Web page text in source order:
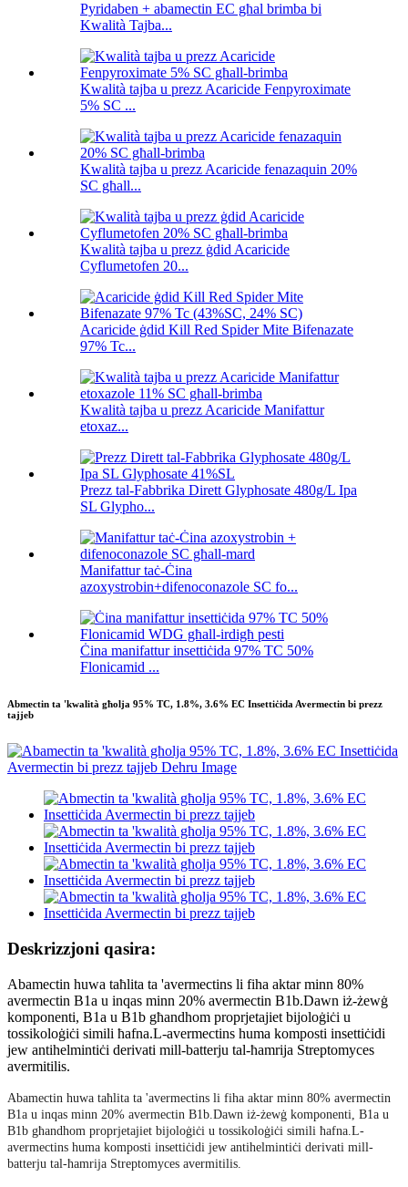
Pyridaben + abamectin EC għal brimba bi
Kwalità Tajba...
Kwalità tajba u prezz Acaricide Fenpyroximate
5% SC ...
Kwalità tajba u prezz Acaricide fenazaquin 20%
SC għall...
Kwalità tajba u prezz ġdid Acaricide
Cyflumetofen 20...
Acaricide ġdid Kill Red Spider Mite Bifenazate
97% Tc...
Kwalità tajba u prezz Acaricide Manifattur
etoxaz...
Prezz tal-Fabbrika Dirett Glyphosate 480g/L Ipa
SL Glypho...
Manifattur taċ-Ċina
azoxystrobin+difenoconazole SC fo...
Ċina manifattur insettiċida 97% TC 50%
Flonicamid ...
Abmectin ta 'kwalità għolja 95% TC, 1.8%, 3.6% EC Insettiċida Avermectin bi prezz
tajjeb
Deskrizzjoni qasira:
Abamectin huwa taħlita ta 'avermectins li fiha aktar minn 80%
avermectin B1a u inqas minn 20% avermectin B1b.Dawn iż-żewġ
komponenti, B1a u B1b għandhom proprjetajiet bijoloġiċi u
tossikoloġiċi simili ħafna.L-avermectins huma komposti insettiċidi
jew antihelmintiċi derivati ​​mill-batterju tal-ħamrija Streptomyces
avermitilis.
Abamectin huwa taħlita ta 'avermectins li fiha aktar minn 80% avermectin
B1a u inqas minn 20% avermectin B1b.Dawn iż-żewġ komponenti, B1a u
B1b għandhom proprjetajiet bijoloġiċi u tossikoloġiċi simili ħafna.L-
avermectins huma komposti insettiċidi jew antihelmintiċi derivati ​​mill-
batterju tal-ħamrija Streptomyces avermitilis.